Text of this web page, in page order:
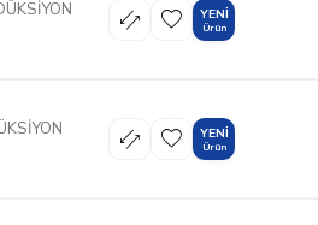
YENI
Ürün
YENI
Ürün